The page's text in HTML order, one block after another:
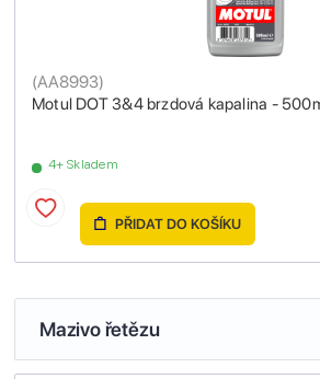
Motul DOT 3&4 brzdová kapalina -
(AA8993)
4+ Skladem
PŘIDAT DO KOŠÍKU
Mazivo řetězu